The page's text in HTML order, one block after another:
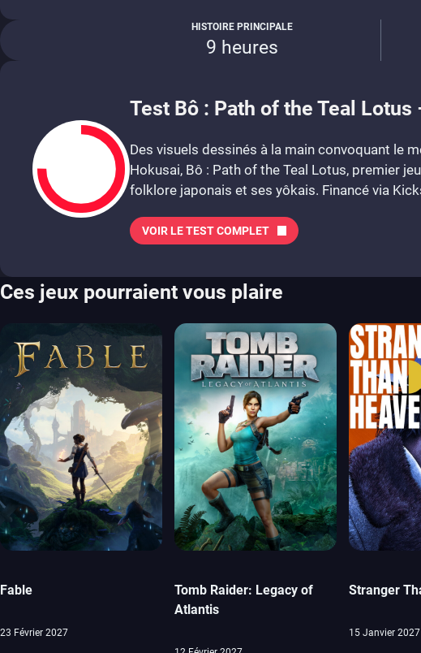
HISTOIRE PRINCIPALE
9 heures
Test Bô : Path of the Teal
Des visuels dessinés à la main convoquant le
Hokusai, Bô : Path of the Teal Lotus, premier
folklore japonais et ses yôkais. Financé via
VOIR LE TEST COMPLET
Ces jeux pourraient vous plaire
Fable
23 Février 2027
Tomb Raider: Legacy of
Atlantis
Stranger
15 Janvier 2027